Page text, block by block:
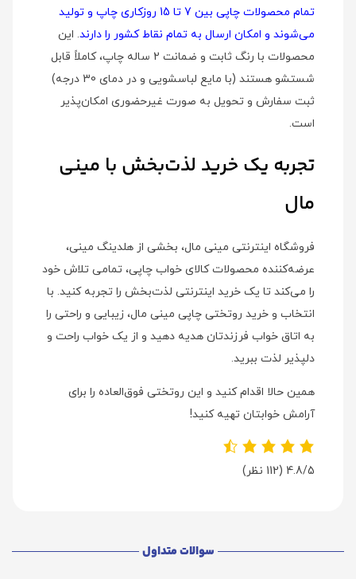
تمام محصولات چاپی بین 7 تا 15 روزکاری چاپ و تولید
می‌شوند و امکان ارسال به تمام نقاط کشور را دارند. این
محصولات با رنگ ثابت و ضمانت 2 ساله چاپ، کاملاً قابل
شستشو هستند (با مایع لباسشویی و در دمای 30 درجه)
ثبت سفارش و تحویل به صورت غیرحضوری امکان‌پذیر
است.
تجربه یک خرید لذت‌بخش با مینی
مال
فروشگاه اینترنتی مینی مال، بخشی از هلدینگ مینی،
عرضه‌کننده محصولات کالای خواب چاپی، تمامی تلاش خود
را می‌کند تا یک خرید اینترنتی لذت‌بخش را تجربه کنید. با
انتخاب و خرید روتختی چاپی مینی مال، زیبایی و راحتی را
به اتاق خواب فرزندتان هدیه دهید و از یک خواب راحت و
دلپذیر لذت ببرید.
همین حالا اقدام کنید و این روتختی فوق‌العاده را برای
آرامش خوابتان تهیه کنید!
4.8/5 (112 نظر)
سوالات متداول